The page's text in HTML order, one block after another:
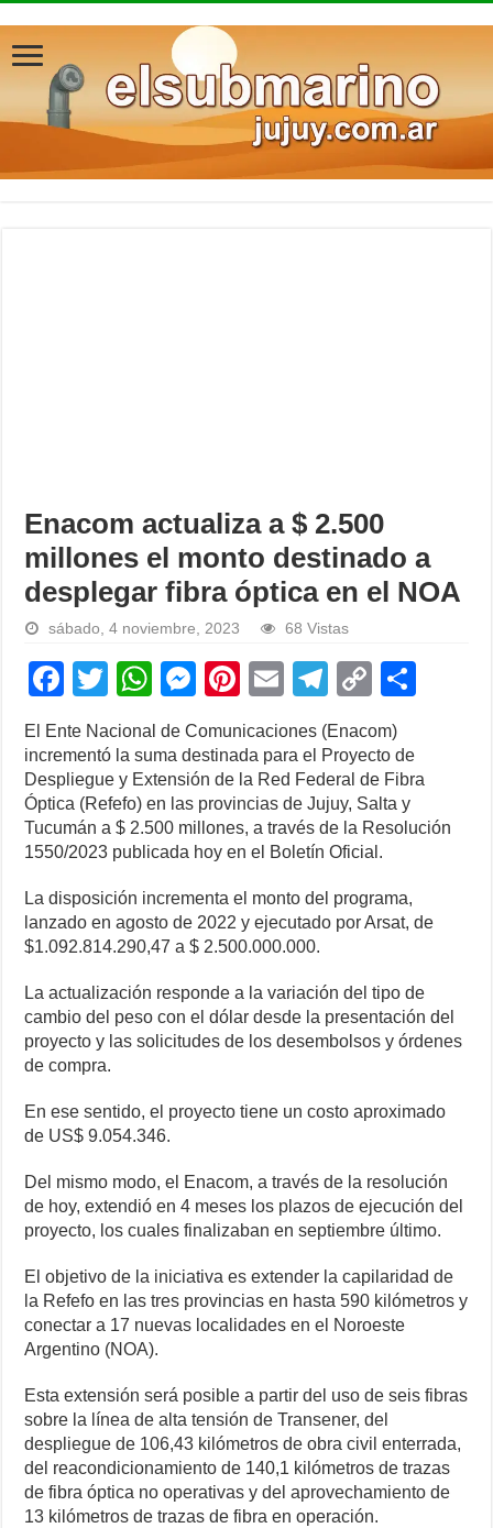
Enacom actualiza a $ 2.500
millones el monto destinado a
desplegar fibra óptica en el NOA
sábado, 4 noviembre, 2023 68 Vistas
F
c
e
b
o
o
k
T
wi
tt
er
W
h
at
s
A
p
p
M
ss
e
n
g
er
Pi
nt
er
e
st
E
ail
T
el
e
gr
a
m
C
o
p
y
Li
n
k
e
El Ente Nacional de Comunicaciones (Enacom)
incrementó la suma destinada para el Proyecto de
Despliegue y Extensión de la Red Federal de Fibra
Óptica (Refefo) en las provincias de Jujuy, Salta y
Tucumán a $ 2.500 millones, a través de la Resolución
1550/2023 publicada hoy en el Boletín Oficial.
La disposición incrementa el monto del programa,
lanzado en agosto de 2022 y ejecutado por Arsat, de
$1.092.814.290,47 a $ 2.500.000.000.
La actualización responde a la variación del tipo de
cambio del peso con el dólar desde la presentación del
proyecto y las solicitudes de los desembolsos y órdenes
de compra.
En ese sentido, el proyecto tiene un costo aproximado
de US$ 9.054.346.
Del mismo modo, el Enacom, a través de la resolución
de hoy, extendió en 4 meses los plazos de ejecución del
proyecto, los cuales finalizaban en septiembre último.
El objetivo de la iniciativa es extender la capilaridad de
la Refefo en las tres provincias en hasta 590 kilómetros y
conectar a 17 nuevas localidades en el Noroeste
Argentino (NOA).
Esta extensión será posible a partir del uso de seis fibras
sobre la línea de alta tensión de Transener, del
despliegue de 106,43 kilómetros de obra civil enterrada,
del reacondicionamiento de 140,1 kilómetros de trazas
de fibra óptica no operativas y del aprovechamiento de
13 kilómetros de trazas de fibra en operación.